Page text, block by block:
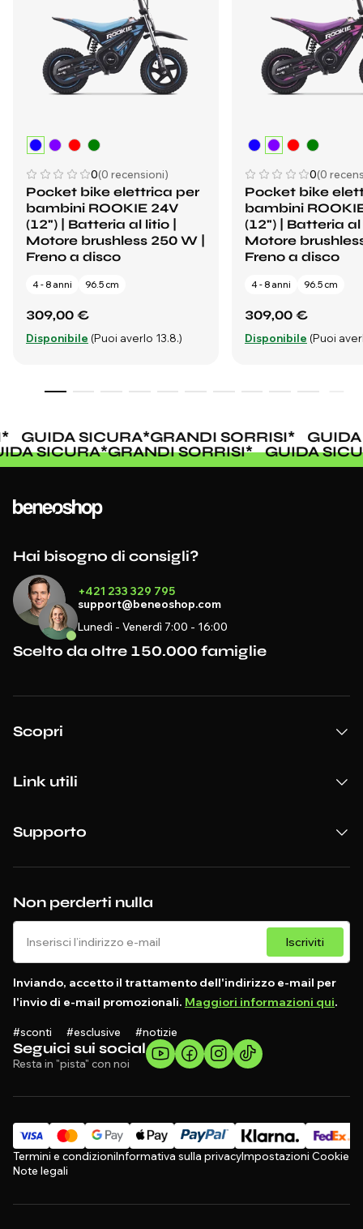
0(0 recensioni)
Pocket bike elettrica per
bambini ROOKIE 24V
(12") | Batteria al litio |
Motore brushless 250 W |
Freno a disco
4 - 8 anni 96.5 cm
309,00 €
Disponibile (Puoi averlo 13.8.)
0(0
Pocket bike
bambini
(12") | Batteria al
Motore
Freno a disco
4 - 8 anni 96.5 cm
309,00 €
Disponibile (Puoi
GUIDA SICURA*GRANDI SORRISI*
GUIDA
SICURA*GRANDI SORRISI* GUIDA
Seguici sui social
Resta in "pista" con noi
Non perderti nulla
Iscriviti
Inviando, accetto il trattamento dell'indirizzo e-mail per
l'invio di e-mail promozionali. Maggiori informazioni qui.
#sconti #esclusive #notizie
Hai bisogno di consigli?
+421 233 329 795
support@beneoshop.com
Lunedì - Venerdì 7:00 - 16:00
Scelto da oltre 150.000 famiglie
Scopri
Link utili
Supporto
Termini e condizioniInformativa sulla privacyImpostazioni Cookie
Note legali